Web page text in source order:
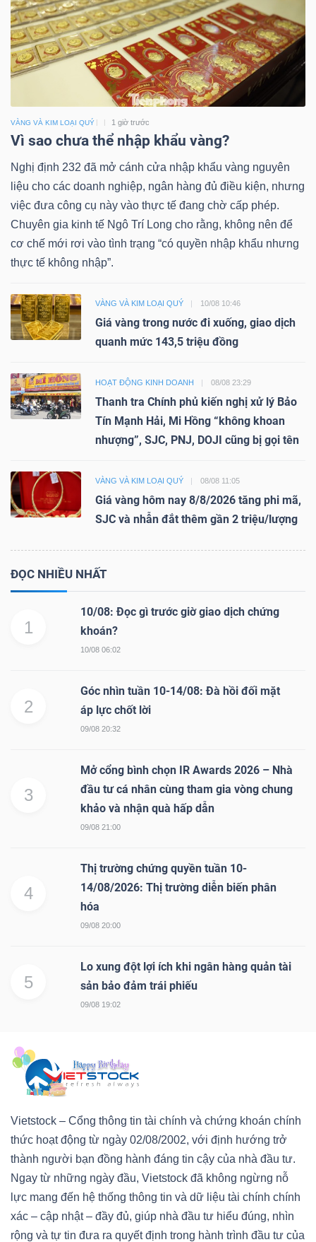
VÀNG VÀ KIM LOẠI QUÝ 1 giờ trước
Vì sao chưa thể nhập khẩu vàng?
Nghị định 232 đã mở cánh cửa nhập khẩu vàng nguyên
liệu cho các doanh nghiệp, ngân hàng đủ điều kiện, nhưng
việc đưa công cụ này vào thực tế đang chờ cấp phép.
Chuyên gia kinh tế Ngô Trí Long cho rằng, không nên để
cơ chế mới rơi vào tình trạng “có quyền nhập khẩu nhưng
thực tế không nhập”.
VÀNG VÀ KIM LOẠI QUÝ 10/08 10:46
Giá vàng trong nước đi xuống, giao dịch
quanh mức 143,5 triệu đồng
HOẠT ĐỘNG KINH DOANH 08/08 23:29
Thanh tra Chính phủ kiến nghị xử lý Bảo
Tín Mạnh Hải, Mi Hồng “không khoan
nhượng”, SJC, PNJ, DOJI cũng bị gọi tên
VÀNG VÀ KIM LOẠI QUÝ 08/08 11:05
Giá vàng hôm nay 8/8/2026 tăng phi mã,
SJC và nhẫn đắt thêm gần 2 triệu/lượng
ĐỌC NHIỀU NHẤT
1
10/08: Đọc gì trước giờ giao dịch chứng
khoán?
10/08 06:02
2
Góc nhìn tuần 10-14/08: Đà hồi đối mặt
áp lực chốt lời
09/08 20:32
3
Mở cổng bình chọn IR Awards 2026 – Nhà
đầu tư cá nhân cùng tham gia vòng chung
khảo và nhận quà hấp dẫn
09/08 21:00
4
Thị trường chứng quyền tuần 10-
14/08/2026: Thị trường diễn biến phân
hóa
09/08 20:00
5
Lo xung đột lợi ích khi ngân hàng quản tài
sản bảo đảm trái phiếu
09/08 19:02
Vietstock – Cổng thông tin tài chính và chứng khoán chính
thức hoạt động từ ngày 02/08/2002, với định hướng trở
thành người bạn đồng hành đáng tin cậy của nhà đầu tư.
Ngay từ những ngày đầu, Vietstock đã không ngừng nỗ
lực mang đến hệ thống thông tin và dữ liệu tài chính chính
xác – cập nhật – đầy đủ, giúp nhà đầu tư hiểu đúng, nhìn
rộng và tự tin đưa ra quyết định trong hành trình đầu tư của